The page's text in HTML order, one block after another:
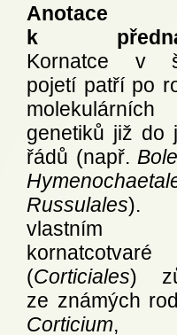
Anotace
k
Kornatce v
pojetí patří po
molekulárních
genetiků již do
řádů (např.
Russulales).
vlastním
kornatcotvaré
(Corticiales)
ze známých
Corticium,